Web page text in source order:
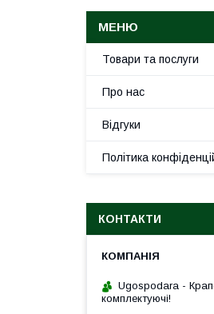
Товари та послуги
Про нас
Відгуки
Політика
КОНТАКТИ
Ugospodara -
комплектуючі!